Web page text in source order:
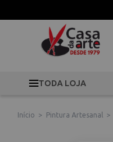
TODA LOJA
Início > Pintura Artesanal >